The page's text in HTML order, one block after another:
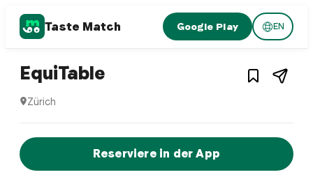
Taste Match Google Play EN
Swiss restaurant 1/ 3
EquiTable– Restaurant in Zürich
Zürich
Jetzt sofort einen Tisch
Reserviere in der App